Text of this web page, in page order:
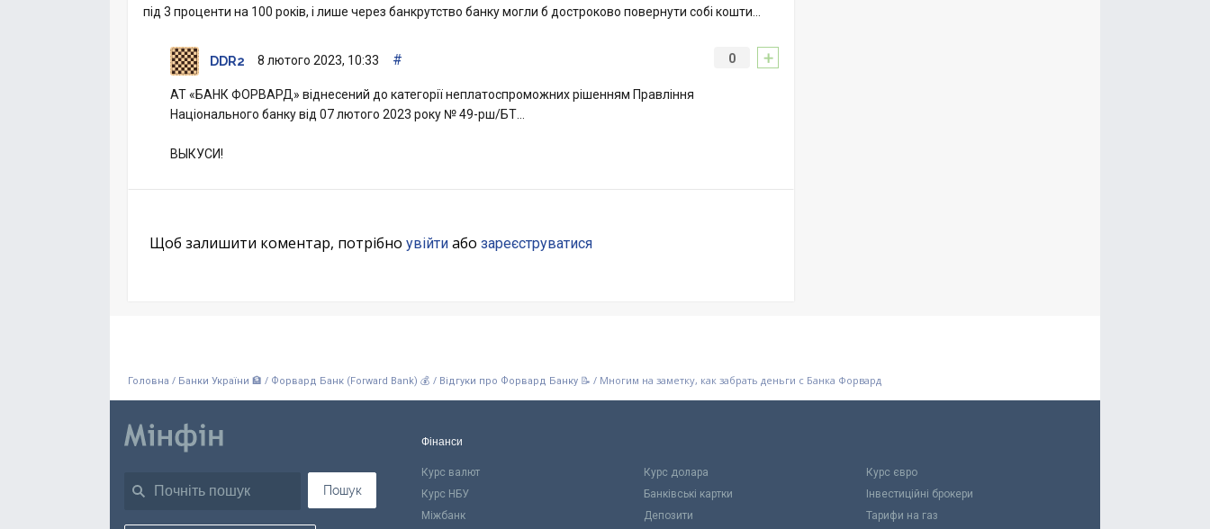
під 3 проценти на 100 років, і лише через банкрутство банку могли б достроково повернути собі кошти…
+
0
DDR2 8 лютого 2023, 10:33 #
АТ «БАНК ФОРВАРД» віднесений до категорії неплатоспроможних рішенням Правління
Національного банку від 07 лютого 2023 року № 49-рш/БТ…
ВЫКУСИ!
Щоб залишити коментар, потрібно увійти або зареєструватися
Головна / Банки України 🏦 / Форвард Банк (Forward Bank) 💰 / Відгуки про Форвард Банку 📝 / Многим на заметку, как забрать деньги с Банка Форвард
Пошук
Фінанси
Курс валют Курс долара
Курс євро
Курс НБУ
Банківські картки
Інвестиційні брокери
Міжбанк
Депозити
Тарифи на газ